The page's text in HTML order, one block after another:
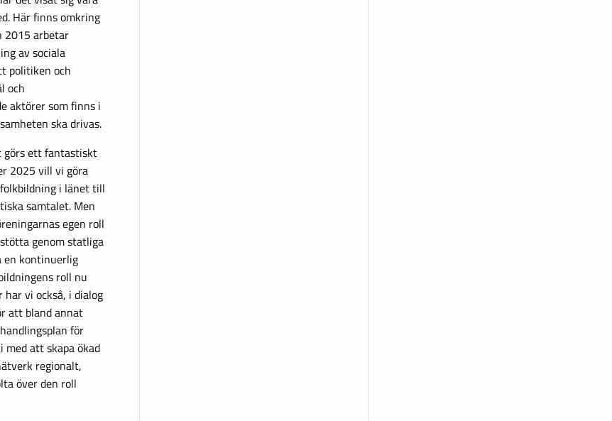
Här finns omkring
2015 arbetar
av sociala
politiken och
och
aktörer som finns i
ska drivas.
görs ett fantastiskt
2025 vill vi göra
i länet till
samtalet. Men
egen roll
genom statliga
en kontinuerlig
roll nu
vi också, i dialog
att bland annat
för
med att skapa ökad
regionalt,
över den roll